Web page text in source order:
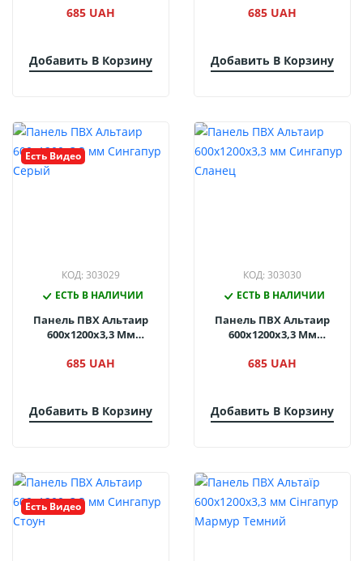
Светлый
685 UAH
Добавить В Корзину
685 UAH
Добавить В Корзину
Есть Видео
КОД: 303029
ЕСТЬ В НАЛИЧИИ
Панель ПВХ Альтаир
600х1200х3,3 Мм
685 UAH
Добавить В Корзину
КОД: 303030
ЕСТЬ В НАЛИЧИИ
Панель ПВХ Альтаир
600х1200х3,3 Мм
685 UAH
Добавить В Корзину
Есть Видео